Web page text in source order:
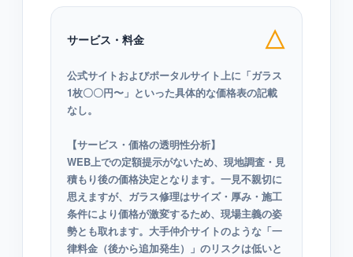
サービス・料金 △
公式サイトおよびポータルサイト上に「ガラス
1枚〇〇円〜」といった具体的な価格表の記載
なし。
【サービス・価格の透明性分析】
WEB上での定額提示がないため、現地調査・見
積もり後の価格決定となります。一見不親切に
思えますが、ガラス修理はサイズ・厚み・施工
条件により価格が激変するため、現場主義の姿
勢とも取れます。大手仲介サイトのような「一
律料金（後から追加発生）」のリスクは低いと